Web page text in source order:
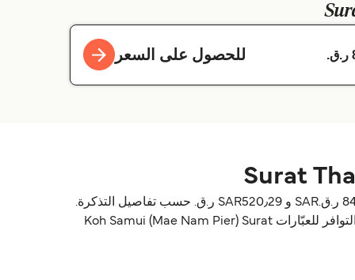
للحصول على السعر
Lomlahkkhirin يشغّل العبّارة من Koh Samui (Mae Nam Pier) إلى Surat Thani (Tapee Pier). أسعار العبّارة تتراوح بين 84٫62 ر.ق.‏SAR و SAR520٫29 ر.ق.‏ حسب تفاصيل التذكرة.
الأسعار ما تشمل رسوم الخدمة. الجداول تختلف حسب الموسم، استخدم Direct Ferries Deal Finder للحصول على الأسعار والتوافر للعبّارات Koh Samui (Mae Nam Pier) Surat